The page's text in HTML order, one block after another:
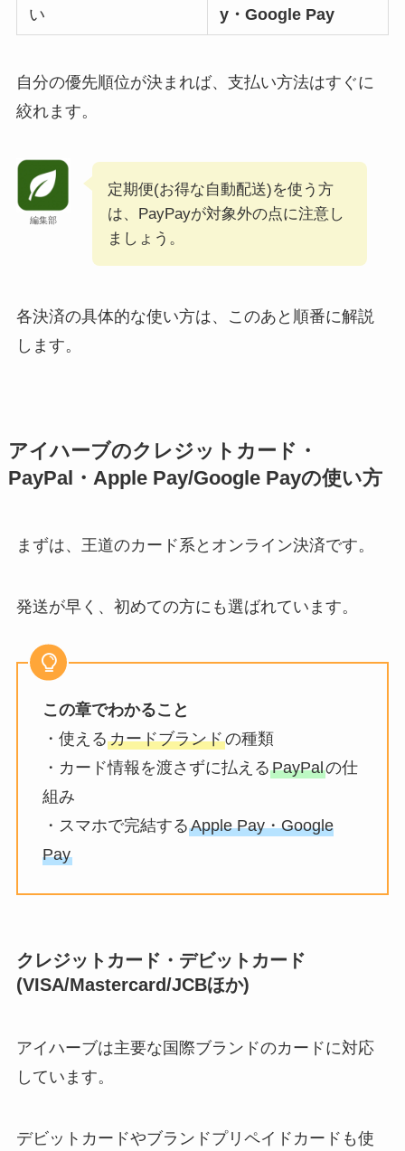
い
y・Google Pay
自分の優先順位が決まれば、支払い方法はすぐに
絞れます。
編集部
定期便(お得な自動配送)を使う方
は、PayPayが対象外の点に注意し
ましょう。
各決済の具体的な使い方は、このあと順番に解説
します。
アイハーブのクレジットカード・
PayPal・Apple Pay/Google Payの使い方
まずは、王道のカード系とオンライン決済です。
発送が早く、初めての方にも選ばれています。
この章でわかること
・使えるカードブランドの種類
・カード情報を渡さずに払えるPayPalの仕
組み
・スマホで完結するApple Pay・Google
Pay
クレジットカード・デビットカード
(VISA/Mastercard/JCBほか)
アイハーブは主要な国際ブランドのカードに対応
しています。
デビットカードやブランドプリペイドカードも使